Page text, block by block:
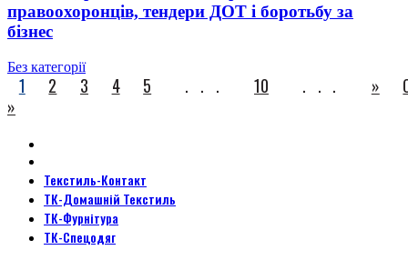
правоохоронців, тендери ДОТ і боротьбу за
бізнес
Без категорії
1 2 3 4 5 ... 10 ... »
»
Текстиль-Контакт
ТК-Домашній Текстиль
ТК-Фурнітура
ТК-Спецодяг